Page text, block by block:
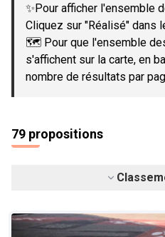
✨Pour afficher l'ensemble
Cliquez sur "Réalisé" dans
🗺️ Pour que l'ensemble
s'affichent sur la carte, en
nombre de résultats par
79 propositions